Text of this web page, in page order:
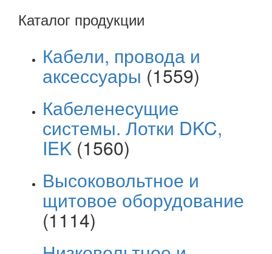
Каталог продукции
Кабели, провода и
аксессуары (1559)
Кабеленесущие
системы. Лотки DKC,
IEK (1560)
Высоковольтное и
щитовое оборудование
(1114)